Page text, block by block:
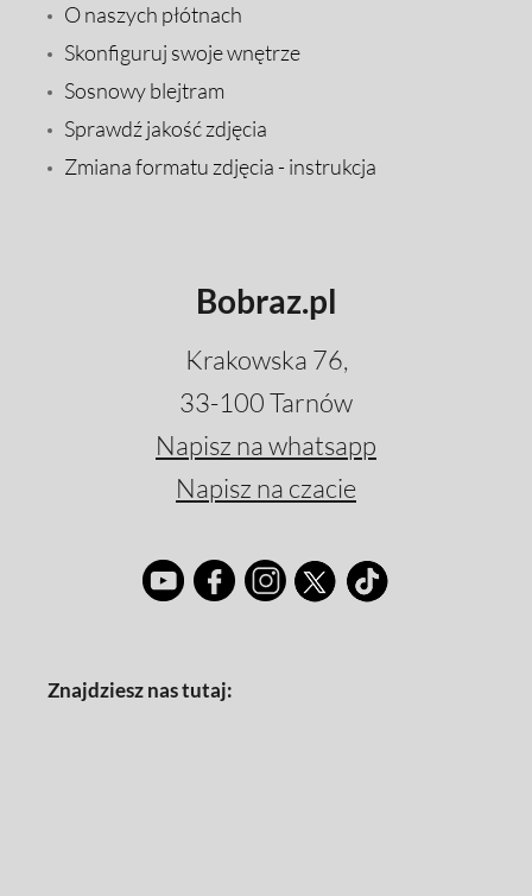
O naszych płótnach
Skonfiguruj swoje wnętrze
Sosnowy blejtram
Sprawdź jakość zdjęcia
Zmiana formatu zdjęcia - instrukcja
Bobraz.pl
Krakowska 76,
33-100 Tarnów
Napisz na whatsapp
Napisz na czacie
Znajdziesz nas tutaj: